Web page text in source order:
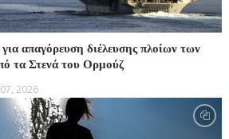
για απαγόρευση διέλευσης πλοίων των
τα Στενά του Ορμούζ
2026